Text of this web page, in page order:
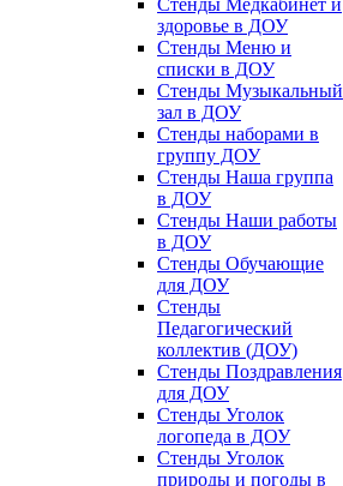
Стенды Медкабинет и
здоровье в ДОУ
Стенды Меню и
списки в ДОУ
Стенды Музыкальный
зал в ДОУ
Стенды наборами в
группу ДОУ
Стенды Наша группа
в ДОУ
Стенды Наши работы
в ДОУ
Стенды Обучающие
для ДОУ
Стенды
Педагогический
коллектив (ДОУ)
Стенды Поздравления
для ДОУ
Стенды Уголок
логопеда в ДОУ
Стенды Уголок
природы и погоды в